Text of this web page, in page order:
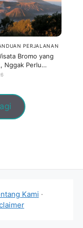
PERJALANAN
Bromo yang
Nggak Perlu
Duit
Kami ·